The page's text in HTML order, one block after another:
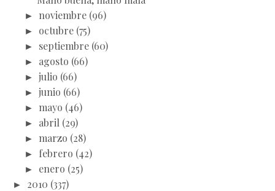
► noviembre (96)
► octubre (75)
► septiembre (60)
► agosto (66)
► julio (66)
► junio (66)
► mayo (46)
► abril (29)
► marzo (28)
► febrero (42)
► enero (25)
► 2010 (337)